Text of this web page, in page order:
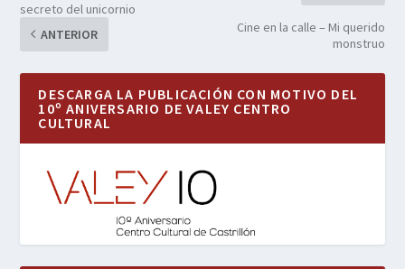
secreto del unicornio
ANTERIOR
Cine en la calle – Mi querido
monstruo
DESCARGA LA PUBLICACIÓN CON MOTIVO DEL
10º ANIVERSARIO DE VALEY CENTRO
CULTURAL